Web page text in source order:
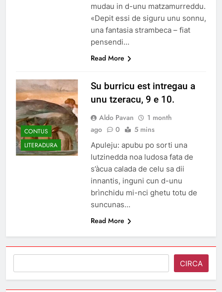
mudau in d-unu matzamurreddu.
«Depit essi de siguru unu sonnu,
una fantasia strambeca – fiat
pensendi…
Read More
CONTUS
LITERADURA
Su burricu est intregau a
unu tzeracu, 9 e 10.
Aldo Pavan
1 month
ago
0 5 mins
Apuleju: apubu po sorti una
lutzinedda noa ludosa fata de
s’àcua calada de celu sa dii
innantis, inguni cun d-unu
brìnchidu mi-nci ghetu totu de
suncunas…
Read More
CIRCA